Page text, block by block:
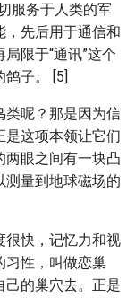
服务于人类的军
，先后用于通信和
限于“通讯”这个
子。 [5]
类呢？那是因为信
是这项本领让它们
两眼之间有一块凸
测量到地球磁场的
很快，记忆力和视
习性，叫做恋巢
己的巢穴去。正是